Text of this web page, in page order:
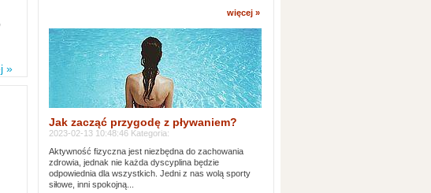
»
więcej »
Jak zacząć przygodę z pływaniem?
2023-02-13 10:48:46 Kategoria:
Aktywność fizyczna jest niezbędna do zachowania
zdrowia, jednak nie każda dyscyplina będzie
odpowiednia dla wszystkich. Jedni z nas wolą sporty
siłowe, inni spokojną...